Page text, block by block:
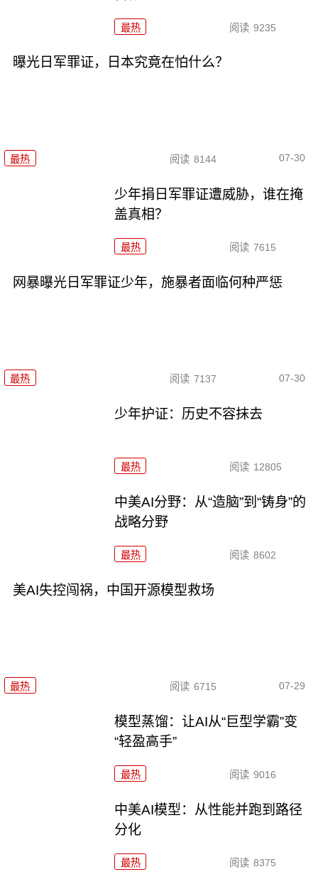
最热 阅读 9235
曝光日军罪证，日本究竟在怕什么？
最热 阅读 8144 07-30
少年捐日军罪证遭威胁，谁在掩
盖真相？
最热 阅读 7615
网暴曝光日军罪证少年，施暴者面临何种严惩
最热 阅读 7137 07-30
少年护证：历史不容抹去
最热 阅读 12805
中美AI分野：从“造脑”到“铸身”的
战略分野
最热 阅读 8602
美AI失控闯祸，中国开源模型救场
最热 阅读 6715 07-29
模型蒸馏：让AI从“巨型学霸”变
“轻盈高手”
最热 阅读 9016
中美AI模型：从性能并跑到路径
分化
最热 阅读 8375